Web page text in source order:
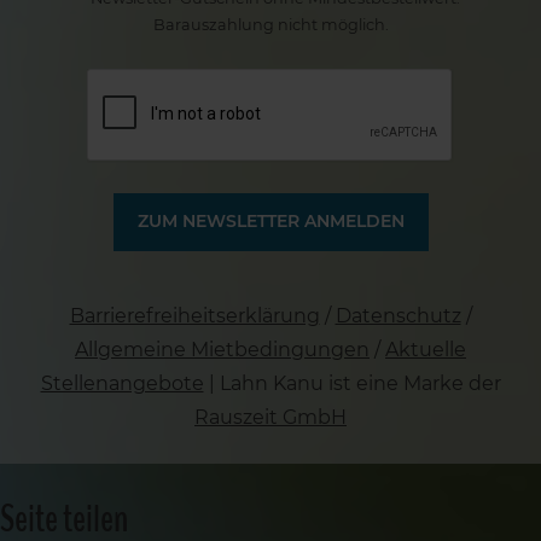
Barauszahlung nicht möglich.
Barrierefreiheitserklärung / Datenschutz /
Allgemeine Mietbedingungen / Aktuelle
Stellenangebote | Lahn Kanu ist eine Marke der
Rauszeit GmbH
Seite teilen